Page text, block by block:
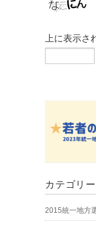
上に表示さ
カテゴリー
2015統一地方